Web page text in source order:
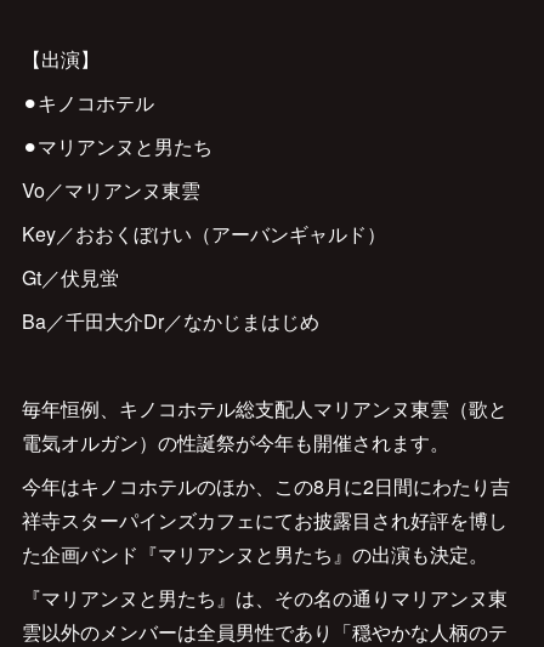
【出演】
⚫︎キノコホテル
⚫︎マリアンヌと男たち
Vo／マリアンヌ東雲
Key／おおくぼけい（アーバンギャルド）
Gt／伏見蛍
Ba／千田大介Dr／なかじまはじめ
毎年恒例、キノコホテル総支配人マリアンヌ東雲（歌と
電気オルガン）の性誕祭が今年も開催されます。
今年はキノコホテルのほか、この8月に2日間にわたり吉
祥寺スターパインズカフェにてお披露目され好評を博し
た企画バンド『マリアンヌと男たち』の出演も決定。
『マリアンヌと男たち』は、その名の通りマリアンヌ東
雲以外のメンバーは全員男性であり「穏やかな人柄のテ